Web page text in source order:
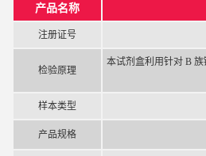
产品名称
注册证号
检验原理
本试剂盒利用针对 B 族
样本类型
产品规格